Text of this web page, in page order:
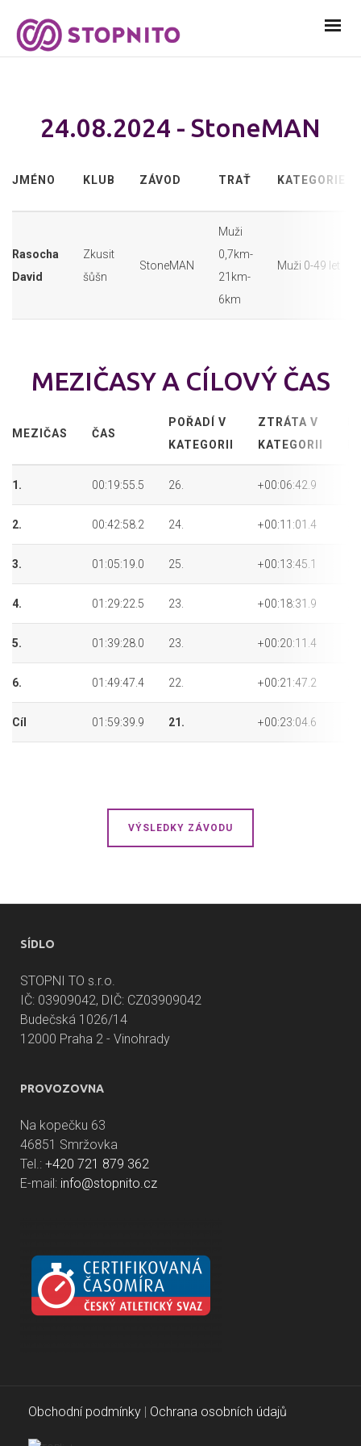
24.08.2024 - StoneMAN
JMÉNO KLUB ZÁVOD TRAŤ KATEGORIE
Rasocha
David
Zkusit
šůšn
StoneMAN
Muži
0,7km-
21km-
6km
Muži 0-49 let
MEZIČASY A CÍLOVÝ ČAS
MEZIČAS ČAS
POŘADÍ V
KATEGORII
ZTRÁTA V
KATEGORII
1. 00:19:55.5 26. +00:06:42.9
2. 00:42:58.2 24. +00:11:01.4
3. 01:05:19.0 25. +00:13:45.1
4. 01:29:22.5 23. +00:18:31.9
5. 01:39:28.0 23. +00:20:11.4
6. 01:49:47.4 22. +00:21:47.2
Cíl 01:59:39.9 21. +00:23:04.6
VÝSLEDKY ZÁVODU
SÍDLO
STOPNI TO s.r.o.
IČ: 03909042, DIČ: CZ03909042
Budečská 1026/14
12000 Praha 2 - Vinohrady
PROVOZOVNA
Na kopečku 63
46851 Smržovka
Tel.: +420 721 879 362
E-mail: info@stopnito.cz
Obchodní podmínky | Ochrana osobních údajů